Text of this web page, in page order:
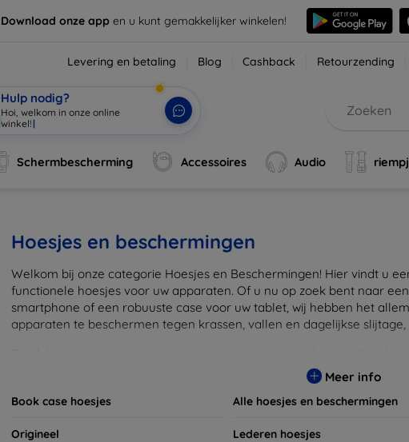
Download onze app en u kunt gemakkelijker winkelen!
Levering en betaling Blog Cashback Retourzending
Hulp nodig?
Hoi, welkom in onze online
winkel!|
Schermbescherming Accessoires Audio
Hoesjes en beschermingen
Welkom bij onze categorie Hoesjes en Beschermingen! Hier vindt u
functionele hoesjes voor uw apparaten. Of u nu op zoek bent naar
smartphone of een robuuste case voor uw tablet, wij hebben het
apparaten te beschermen tegen krassen, vallen en dagelijkse
Vergeet niet om ook naar onze schermbeschermers en andere
van uw apparaten. Shop nu en geef uw apparaat de bescherming die
Meer info
Book case hoesjes Alle hoesjes en beschermingen
Origineel Lederen hoesjes